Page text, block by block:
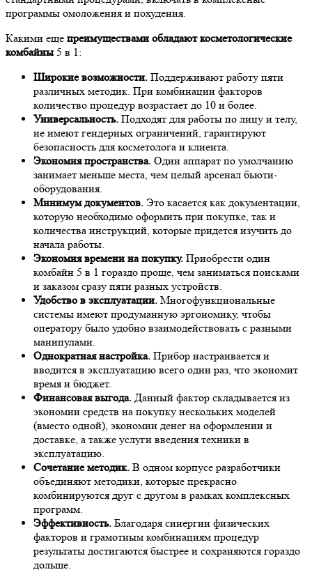
программы омоложения и похудения.
Какими еще преимуществами обладают косметологические
комбайны 5 в 1:
Широкие возможности. Поддерживают работу пяти
различных методик. При комбинации факторов
количество процедур возрастает до 10 и более.
Универсальность. Подходят для работы по лицу и телу,
не имеют гендерных ограничений, гарантируют
безопасность для косметолога и клиента.
Экономия пространства. Один аппарат по умолчанию
занимает меньше места, чем целый арсенал бьюти-
оборудования.
Минимум документов. Это касается как документации,
которую необходимо оформить при покупке, так и
количества инструкций, которые придется изучить до
начала работы.
Экономия времени на покупку. Приобрести один
комбайн 5 в 1 гораздо проще, чем заниматься поисками
и заказом сразу пяти разных устройств.
Удобство в эксплуатации. Многофункциональные
системы имеют продуманную эргономику, чтобы
оператору было удобно взаимодействовать с разными
манипулами.
Однократная настройка. Прибор настраивается и
вводится в эксплуатацию всего один раз, что экономит
время и бюджет.
Финансовая выгода. Данный фактор складывается из
экономии средств на покупку нескольких моделей
(вместо одной), экономии денег на оформлении и
доставке, а также услуги введения техники в
эксплуатацию.
Сочетание методик. В одном корпусе разработчики
объединяют методики, которые прекрасно
комбинируются друг с другом в рамках комплексных
программ.
Эффективность. Благодаря синергии физических
факторов и грамотным комбинациям процедур
результаты достигаются быстрее и сохраняются гораздо
дольше.